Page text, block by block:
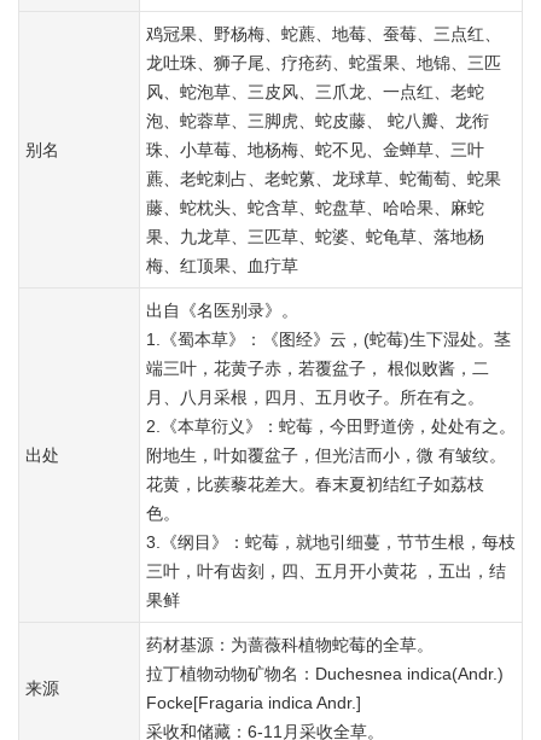
别名
鸡冠果、野杨梅、蛇藨、地莓、蚕莓、三点红、
龙吐珠、狮子尾、疗疮药、蛇蛋果、地锦、三匹
风、蛇泡草、三皮风、三爪龙、一点红、老蛇
泡、蛇蓉草、三脚虎、蛇皮藤、 蛇八瓣、龙衔
珠、小草莓、地杨梅、蛇不见、金蝉草、三叶
藨、老蛇刺占、老蛇蔂、龙球草、蛇葡萄、蛇果
藤、蛇枕头、蛇含草、蛇盘草、哈哈果、麻蛇
果、九龙草、三匹草、蛇婆、蛇龟草、落地杨
梅、红顶果、血疔草
出处
出自《名医别录》。
1.《蜀本草》：《图经》云，(蛇莓)生下湿处。茎
端三叶，花黄子赤，若覆盆子， 根似败酱，二
月、八月采根，四月、五月收子。所在有之。
2.《本草衍义》：蛇莓，今田野道傍，处处有之。
附地生，叶如覆盆子，但光洁而小，微 有皱纹。
花黄，比蒺藜花差大。春末夏初结红子如荔枝
色。
3.《纲目》：蛇莓，就地引细蔓，节节生根，每枝
三叶，叶有齿刻，四、五月开小黄花 ，五出，结
果鲜
来源
药材基源：为蔷薇科植物蛇莓的全草。
拉丁植物动物矿物名：Duchesnea indica(Andr.)
Focke[Fragaria indica Andr.]
采收和储藏：6-11月采收全草。